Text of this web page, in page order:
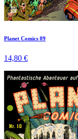
Planet Comics 09
14,80 €